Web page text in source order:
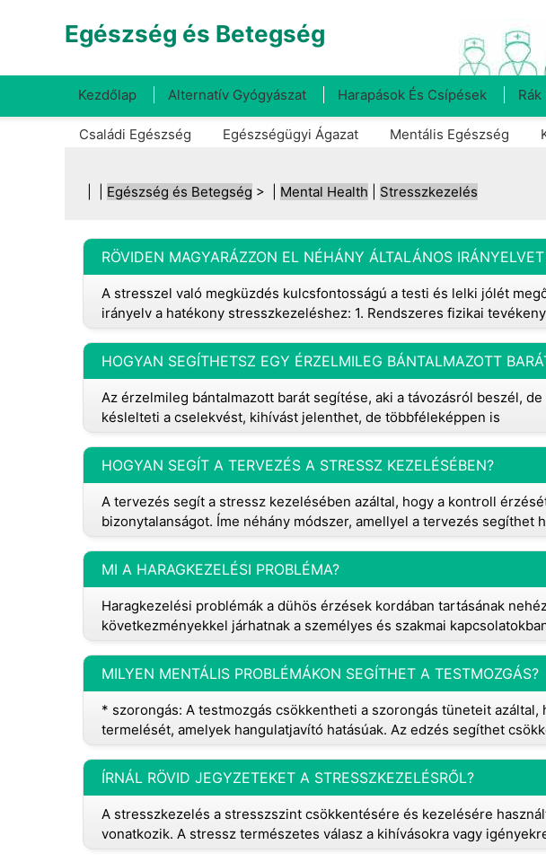
Egészség és Betegség
Kezdőlap Alternatív Gyógyászat Harapások És Csípések Rák
Családi Egészség Egészségügyi Ágazat Mentális Egészség
Egészség és Betegség > | Mental Health Stresszkezelés
RÖVIDEN MAGYARÁZZON EL NÉHÁNY ÁLTALÁNOS
A stresszel való megküzdés kulcsfontosságú a testi és lelki jólét
irányelv a hatékony stresszkezeléshez: 1. Rendszeres fizikai tevékeny
Az érzelmileg bántalmazott barát segítése, aki a távozásról beszél,
késlelteti a cselekvést, kihívást jelenthet, de többféleképpen is
HOGYAN SEGÍT A TERVEZÉS A STRESSZ KEZELÉSÉBEN?
A tervezés segít a stressz kezelésében azáltal, hogy a kontroll
bizonytalanságot. Íme néhány módszer, amellyel a tervezés segíthet
MI A HARAGKEZELÉSI PROBLÉMA?
Haragkezelési problémák a dühös érzések kordában tartásának
következményekkel járhatnak a személyes és szakmai
MILYEN MENTÁLIS PROBLÉMÁKON SEGÍTHET A TESTMOZGÁS?
* szorongás: A testmozgás csökkentheti a szorongás tüneteit
termelését, amelyek hangulatjavító hatásúak. Az edzés segíthet
ÍRNÁL RÖVID JEGYZETEKET A STRESSZKEZELÉSRŐL?
A stresszkezelés a stresszszint csökkentésére és kezelésére
vonatkozik. A stressz természetes válasz a kihívásokra vagy